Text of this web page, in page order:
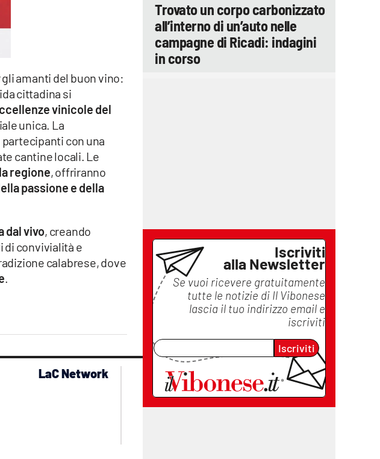
amanti del buon vino:
cittadina si
vinicole del
unica. La
con una
cantine locali. Le
regione, offriranno
passione e della
dal vivo, creando
di convivialità e
calabrese, dove
Trovato un corpo carbonizzato
all’interno di un’auto nelle
campagne di Ricadi: indagini
in corso
Iscriviti
alla Newsletter
Se vuoi ricevere gratuitamente
tutte le notizie di Il Vibonese
lascia il tuo indirizzo email e
iscriviti
Iscriviti
LaC Network
lacplay.it
lactv.it
laconair.it
lacitymag.it
lacapitalenews.it
ilreggino.it